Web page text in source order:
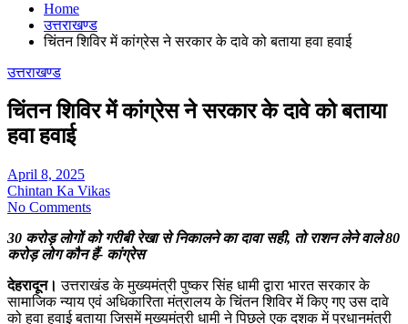
Home
उत्तराखण्ड
चिंतन शिविर में कांग्रेस ने सरकार के दावे को बताया हवा हवाई
उत्तराखण्ड
चिंतन शिविर में कांग्रेस ने सरकार के दावे को बताया
हवा हवाई
April 8, 2025
Chintan Ka Vikas
No Comments
30 करोड़ लोगों को गरीबी रेखा से निकालने का दावा सही, तो राशन लेने वाले 80
करोड़ लोग कौन हैं- कांग्रेस
देहरादून। उत्तराखंड के मुख्यमंत्री पुष्कर सिंह धामी द्वारा भारत सरकार के
सामाजिक न्याय एवं अधिकारिता मंत्रालय के चिंतन शिविर में किए गए उस दावे
को हवा हवाई बताया जिसमें मुख्यमंत्री धामी ने पिछले एक दशक में प्रधानमंत्री